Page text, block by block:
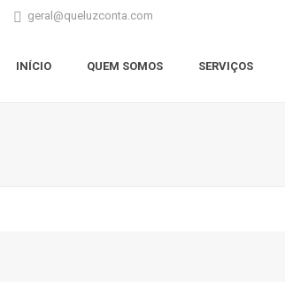
geral@queluzconta.com
INÍCIO QUEM SOMOS SERVIÇOS